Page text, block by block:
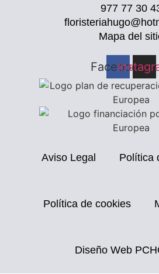
977 77 30
Mapa del
Facebook
Aviso Legal Política
Política de cookies
Diseño Web